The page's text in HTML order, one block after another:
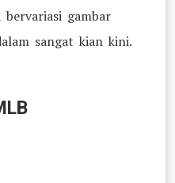
bervariasi gambar
sangat kian kini.